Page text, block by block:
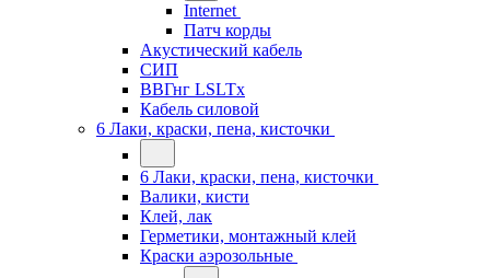
Internet
Патч корды
Акустический кабель
СИП
ВВГнг LSLTx
Кабель силовой
6 Лаки, краски, пена, кисточки
6 Лаки, краски, пена, кисточки
Валики, кисти
Клей, лак
Герметики, монтажный клей
Краски аэрозольные